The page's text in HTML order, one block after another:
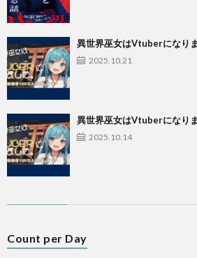
異世界巫女はVtuberになり
2025.10.21
異世界巫女はVtuberになり
2025.10.14
Count per Day